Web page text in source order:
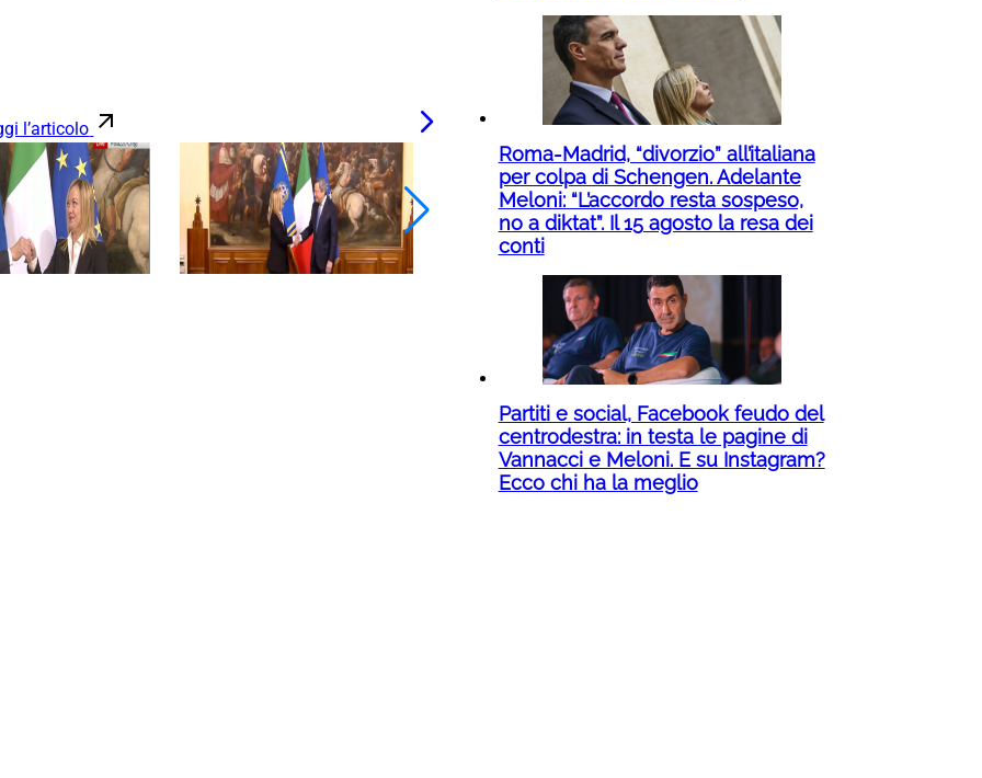
l’articolo
Roma-Madrid, “divorzio” all’italiana
per colpa di Schengen. Adelante
Meloni: “L’accordo resta sospeso,
no a diktat”. Il 15 agosto la resa dei
conti
Partiti e social, Facebook feudo del
centrodestra: in testa le pagine di
Vannacci e Meloni. E su Instagram?
Ecco chi ha la meglio